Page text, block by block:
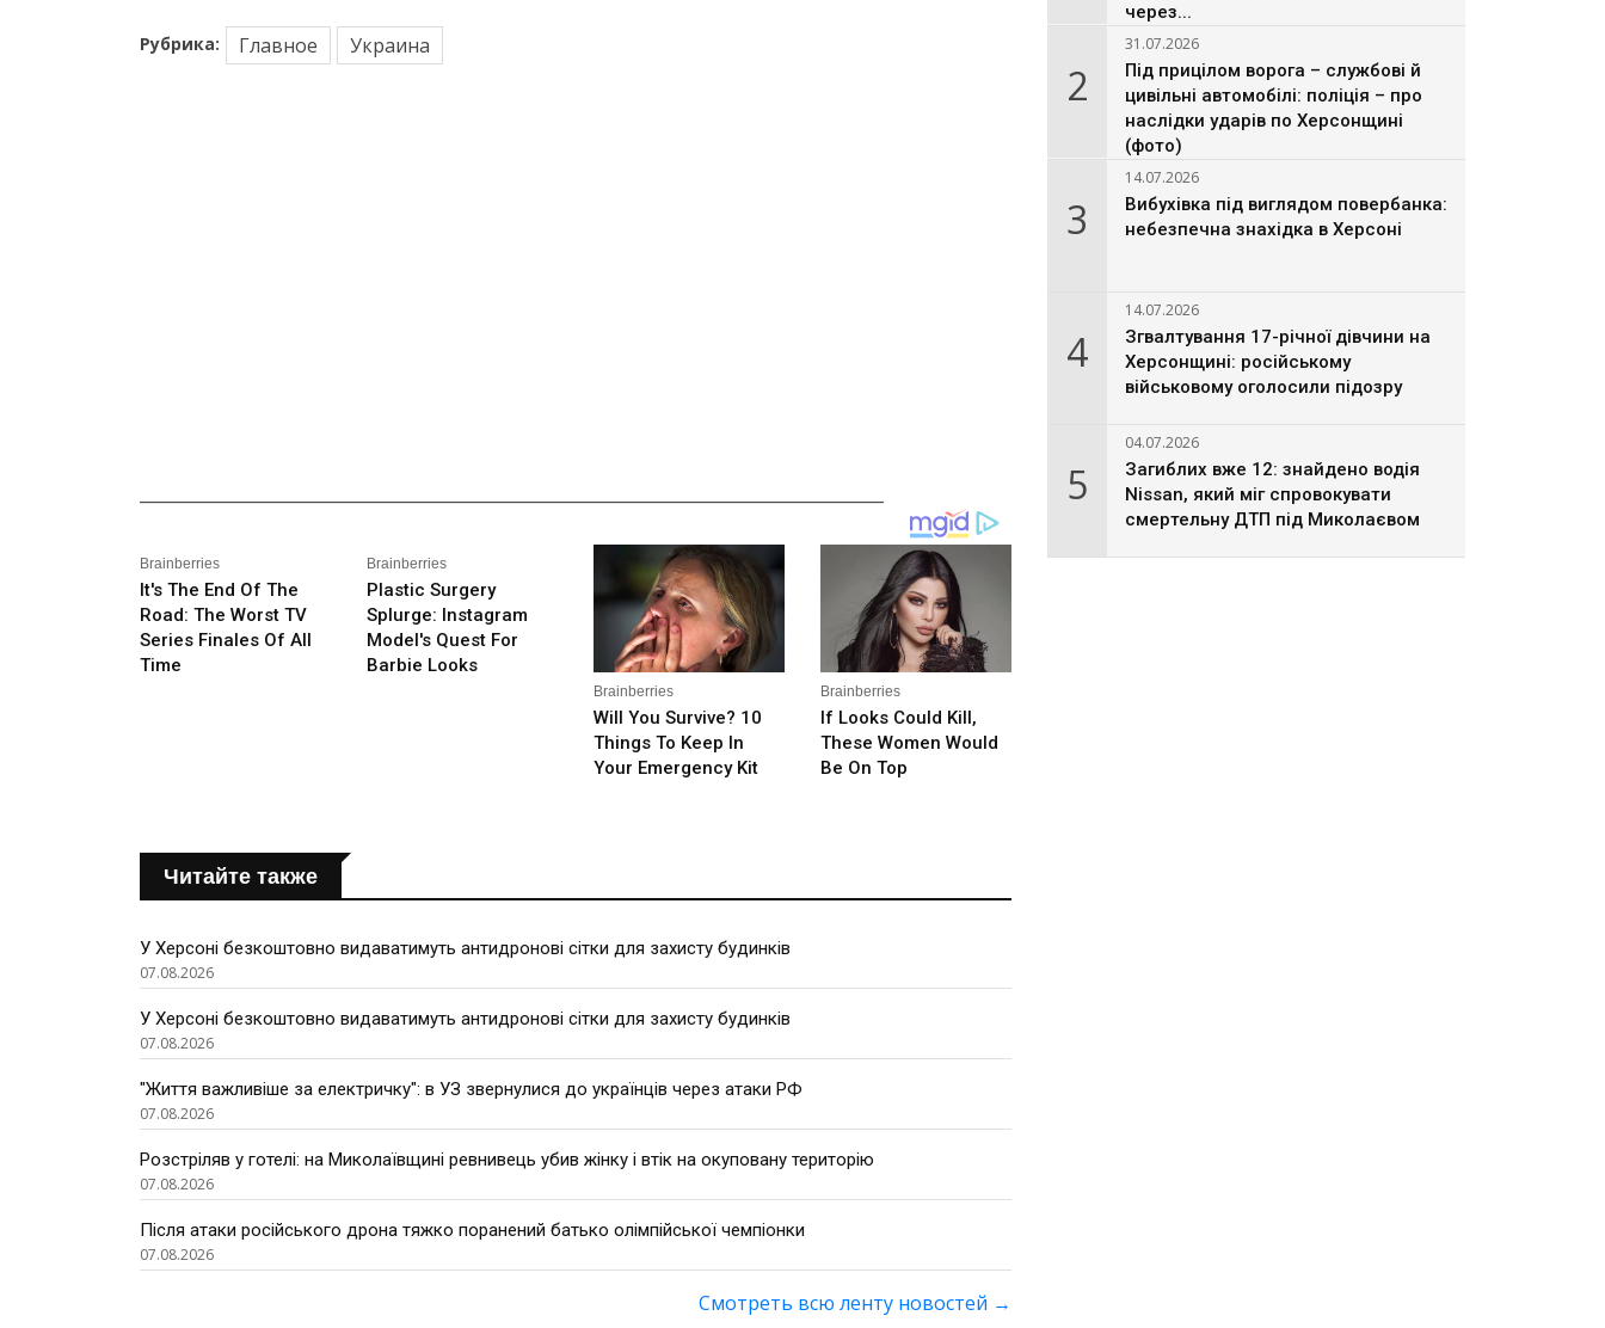
Рубрика: Главное Украина
Читайте также
У Херсоні безкоштовно видаватимуть антидронові сітки для захисту будинків
07.08.2026
У Херсоні безкоштовно видаватимуть антидронові сітки для захисту будинків
07.08.2026
"Життя важливіше за електричку": в УЗ звернулися до українців через атаки РФ
07.08.2026
Розстріляв у готелі: на Миколаївщині ревнивець убив жінку і втік на окуповану територію
07.08.2026
Після атаки російського дрона тяжко поранений батько олімпійської чемпіонки
07.08.2026
Смотреть всю ленту новостей →
через...
2
31.07.2026
Під прицілом ворога – службові й
цивільні автомобілі: поліція – про
наслідки ударів по Херсонщині
(фото)
3
14.07.2026
Вибухівка під виглядом повербанка:
небезпечна знахідка в Херсоні
4
14.07.2026
Згвалтування 17-річної дівчини на
Херсонщині: російському
військовому оголосили підозру
5
04.07.2026
Загиблих вже 12: знайдено водія
Nissan, який міг спровокувати
смертельну ДТП під Миколаєвом